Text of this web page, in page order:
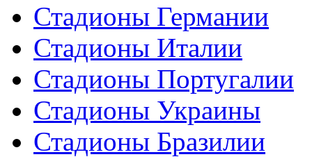
Стадионы Германии
Стадионы Италии
Стадионы Португалии
Стадионы Украины
Стадионы Бразилии